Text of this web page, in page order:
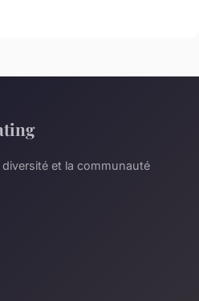
et la communauté